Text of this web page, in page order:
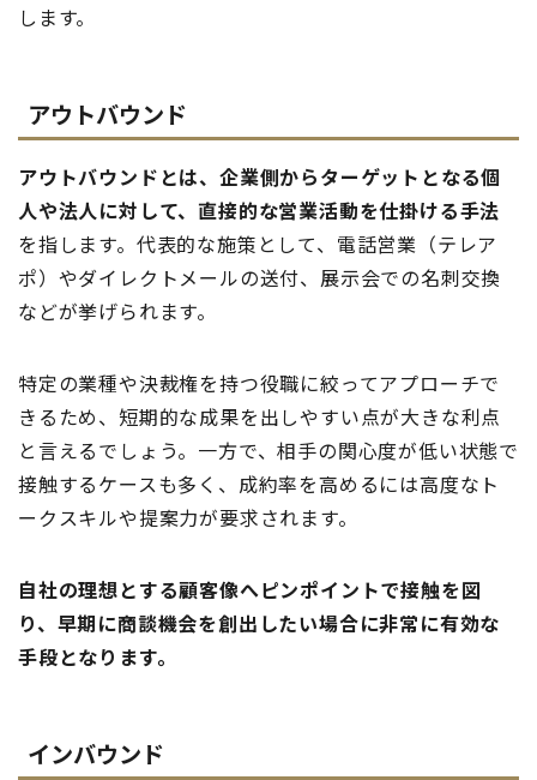
します。
アウトバウンド
アウトバウンドとは、企業側からターゲットとなる個
人や法人に対して、直接的な営業活動を仕掛ける手法
を指します。代表的な施策として、電話営業（テレア
ポ）やダイレクトメールの送付、展示会での名刺交換
などが挙げられます。
特定の業種や決裁権を持つ役職に絞ってアプローチで
きるため、短期的な成果を出しやすい点が大きな利点
と言えるでしょう。一方で、相手の関心度が低い状態で
接触するケースも多く、成約率を高めるには高度なト
ークスキルや提案力が要求されます。
自社の理想とする顧客像へピンポイントで接触を図
り、早期に商談機会を創出したい場合に非常に有効な
手段となります。
インバウンド